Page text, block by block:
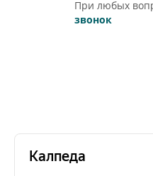
При любых
звонок